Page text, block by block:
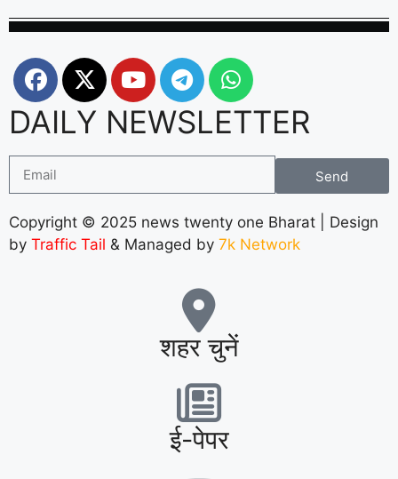
DAILY NEWSLETTER
Send
Copyright © 2025 news twenty one Bharat | Design
by Traffic Tail & Managed by 7k Network
शहर चुनें
ई-पेपर